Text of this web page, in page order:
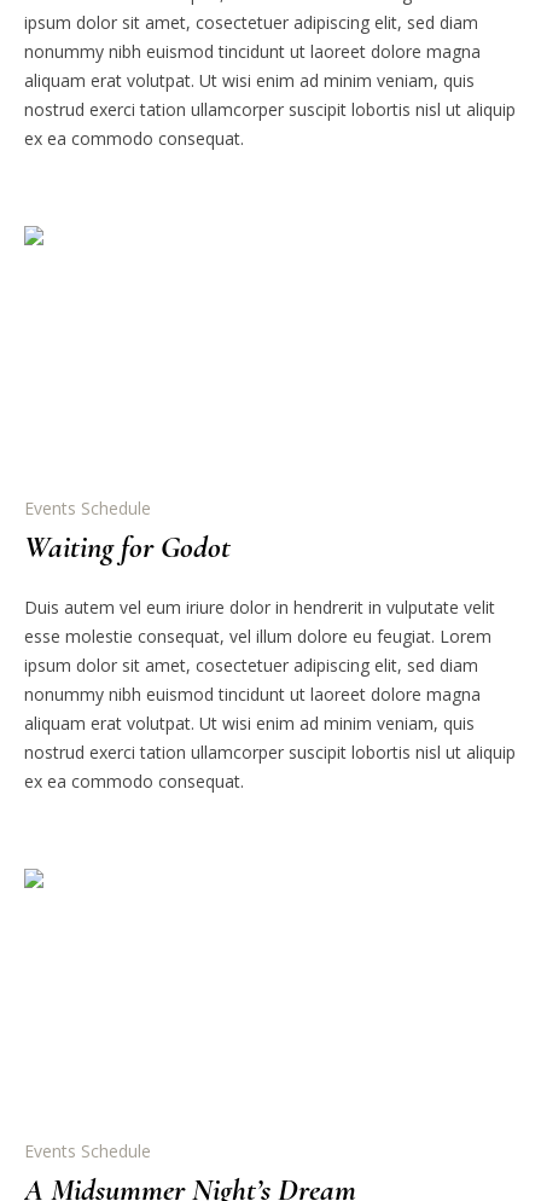
ipsum dolor sit amet, cosectetuer adipiscing elit, sed diam
nonummy nibh euismod tincidunt ut laoreet dolore magna
aliquam erat volutpat. Ut wisi enim ad minim veniam, quis
nostrud exerci tation ullamcorper suscipit lobortis nisl ut aliquip
ex ea commodo consequat.
Events Schedule
Waiting for Godot
Duis autem vel eum iriure dolor in hendrerit in vulputate velit
esse molestie consequat, vel illum dolore eu feugiat. Lorem
ipsum dolor sit amet, cosectetuer adipiscing elit, sed diam
nonummy nibh euismod tincidunt ut laoreet dolore magna
aliquam erat volutpat. Ut wisi enim ad minim veniam, quis
nostrud exerci tation ullamcorper suscipit lobortis nisl ut aliquip
ex ea commodo consequat.
Events Schedule
A Midsummer Night’s Dream